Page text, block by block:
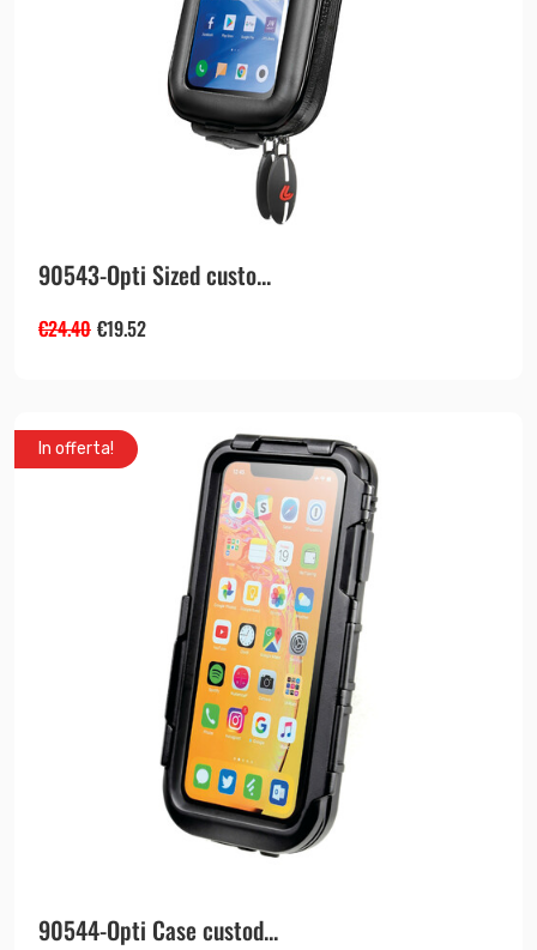
90543-Opti Sized custo...
€24.40 €19.52
In offerta!
90544-Opti Case custod...